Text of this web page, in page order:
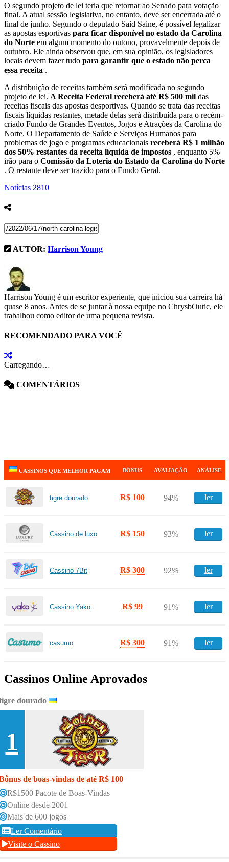
O segundo projeto de lei teria que retornar ao Senado para votação
final. A atual sessão legislativa, no entanto, deve ser encerrada até o
final de junho. Segundo o deputado Said Saine, é possível legalizar
as apostas esportivas para ficar disponível no estado da Carolina
do Norte em algum momento do outono, provavelmente depois de
outubro. Ele ainda observou que, em sua opinião, os legisladores
locais devem fazer tudo para garantir que o estado não perca
essa receita .
A distribuição de receitas também será modificada no segundo
projeto de lei. A Receita Federal receberá até R$ 500 mil das
receitas fiscais das apostas desportivas. Quando se trata das receitas
fiscais líquidas restantes, metade delas será distribuída para o recém-
criado Fundo de Grandes Eventos, Jogos e Atrações da Carolina do
Norte. O Departamento de Saúde e Serviços Humanos para
problemas de jogo e programas educacionais receberá R$ 1 milhão
dos 50% restantes da receita líquida de impostos , enquanto 5%
irão para o Comissão da Loteria do Estado da Carolina do Norte
. O restante deve ser trazido para o Fundo Geral.
Notícias 2810
AUTOR: Harrison Young
Harrison Young é um escritor experiente, que iniciou sua carreira há
quase 8 anos. Antes de se juntar à nossa equipe no ChrysbOutic, ele
trabalhou como editor de uma pequena revista.
RECOMENDADO PARA VOCÊ
Carregando…
COMENTÁRIOS
CASSINOS QUE MELHOR PAGAM BÔNUS AVALIAÇÃO ANÁLISE
tigre dourado R$ 100 94% ler
Cassino de luxo R$ 150 93% ler
Cassino 7Bit R$ 300 92% ler
Cassino Yako R$ 99 91% ler
casumo R$ 300 91% ler
Cassinos Online Aprovados
dourado
1
de boas-vindas de até R$ 100
R$1500 Pacote de Boas-Vindas
Online desde 2001
Mais de 600 jogos
Ler Comentário
Visite o Cassino